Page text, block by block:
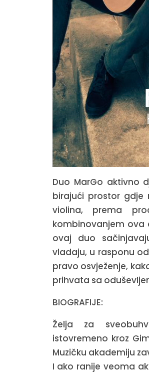
Duo MarGo aktivno
birajući prostor gdje
violina, prema
kombinovanjem ova
ovaj duo
vladaju, u rasponu
pravo osvježenje,
prihvata sa
BIOGRAFIJE:
Želja za
istovremeno kroz
Muzičku akademiju
I ako ranije veoma